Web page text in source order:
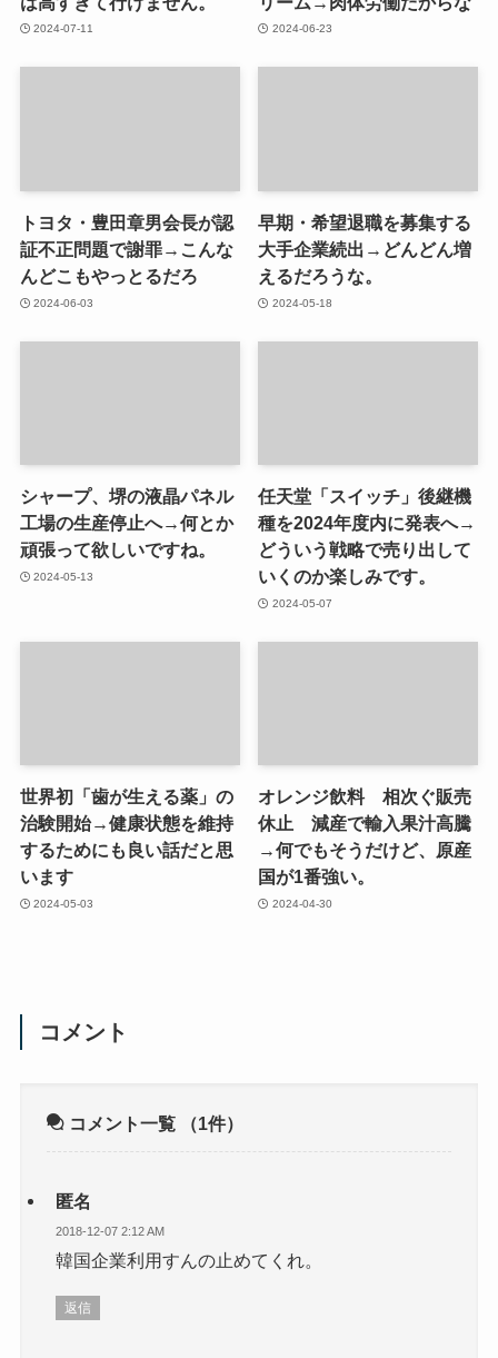
2024-07-11 2024-06-23
トヨタ・豊田章男会長が認
証不正問題で謝罪→こんな
んどこもやっとるだろ
2024-06-03
早期・希望退職を募集する
大手企業続出→どんどん増
えるだろうな。
2024-05-18
シャープ、堺の液晶パネル
工場の生産停止へ→何とか
頑張って欲しいですね。
2024-05-13
任天堂「スイッチ」後継機
種を2024年度内に発表へ→
どういう戦略で売り出して
いくのか楽しみです。
2024-05-07
世界初「歯が生える薬」の
治験開始→健康状態を維持
するためにも良い話だと思
います
2024-05-03
オレンジ飲料 相次ぐ販売
休止 減産で輸入果汁高騰
→何でもそうだけど、原産
国が1番強い。
2024-04-30
コメント
コメント一覧 （1件）
匿名
2018-12-07 2:12 AM
韓国企業利用すんの止めてくれ。
返信